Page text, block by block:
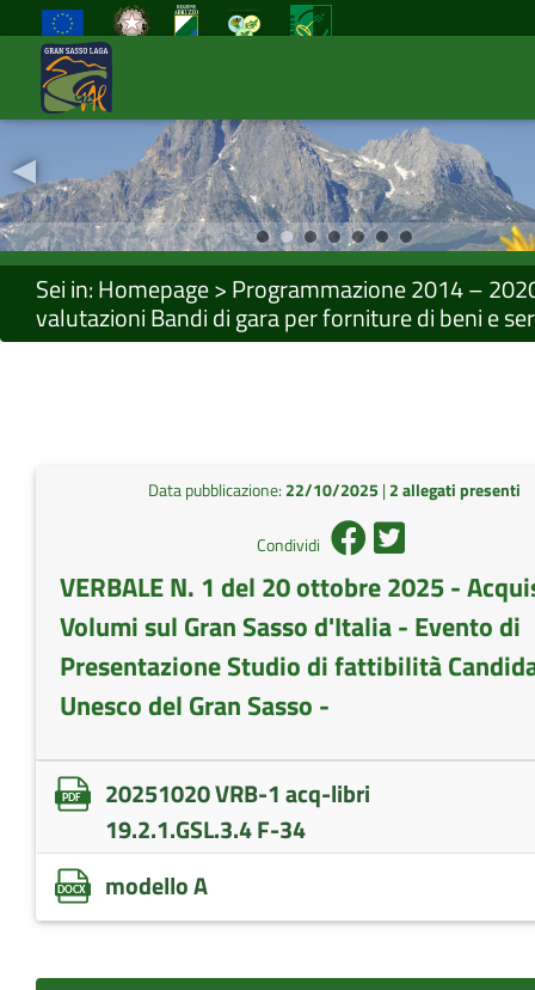
◂Previous
Sei in:Homepage>Programmazione 2014 –
valutazioni Bandi di gara per forniture di beni e
Data pubblicazione: 22/10/2025 |2 allegati presenti
Condividi
VERBALE N. 1 del 20 ottobre 2025 -
Volumi sul Gran Sasso d'Italia - Evento di
Presentazione Studio di fattibilità
Unesco del Gran Sasso -
20251020 VRB-1 acq-libri
19.2.1.GSL.3.4 F-34
modello A